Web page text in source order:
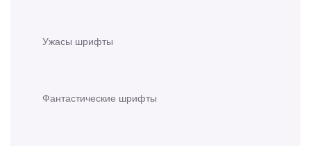
Ужасы шрифты
Фантастические шрифты